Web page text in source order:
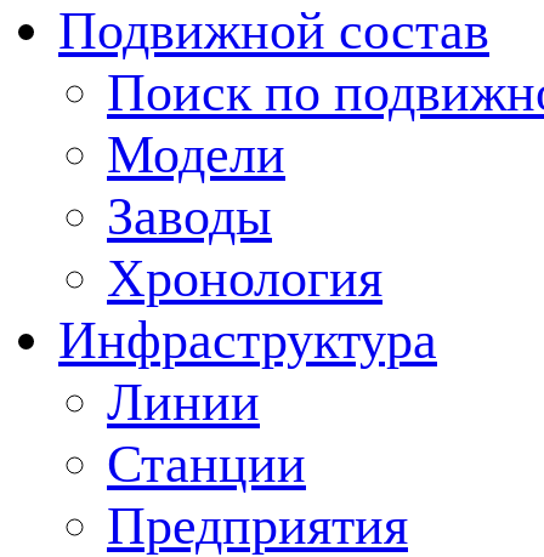
Подвижной состав
Поиск по
Модели
Заводы
Хронология
Инфраструктура
Линии
Станции
Предприятия